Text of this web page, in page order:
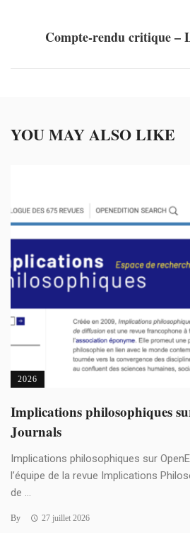
Compte-rendu critique –
YOU MAY ALSO LIKE
2026
Implications philosophiques
Journals
Implications philosophiques sur
l’équipe de la revue Implications
de ...
By 27 juillet 2026